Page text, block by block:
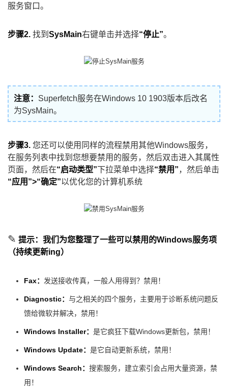
服务窗口。
步骤2. 找到 SysMain右键单击并选择“停止”。
注意： Superfetch服务在Windows 10 1903版本后改名
为SysMain。
步骤3. 您还可以使用同样的流程禁用其他Windows服务，
在服务列表中找到您想要禁用的服务，然后双击进入其属性
页面，然后在“启动类型”下拉菜单中选择“禁用”，然后单击
“应用”>“确定”以优化您的计算机系统
✎ 提示：我们为您整理了一些可以禁用的Windows服务项
（持续更新ing）
Fax： 发送接收传真，一般人用得到？禁用！
Diagnostic： 与之相关的四个服务，主要用于诊断系统问题反
馈给微软并解决，禁用！
Windows Installer： 是它疯狂下载Windows更新包，禁用！
Windows Update： 是它自动更新系统，禁用！
Windows Search： 搜索服务，建立索引会占用大量资源，禁
用！